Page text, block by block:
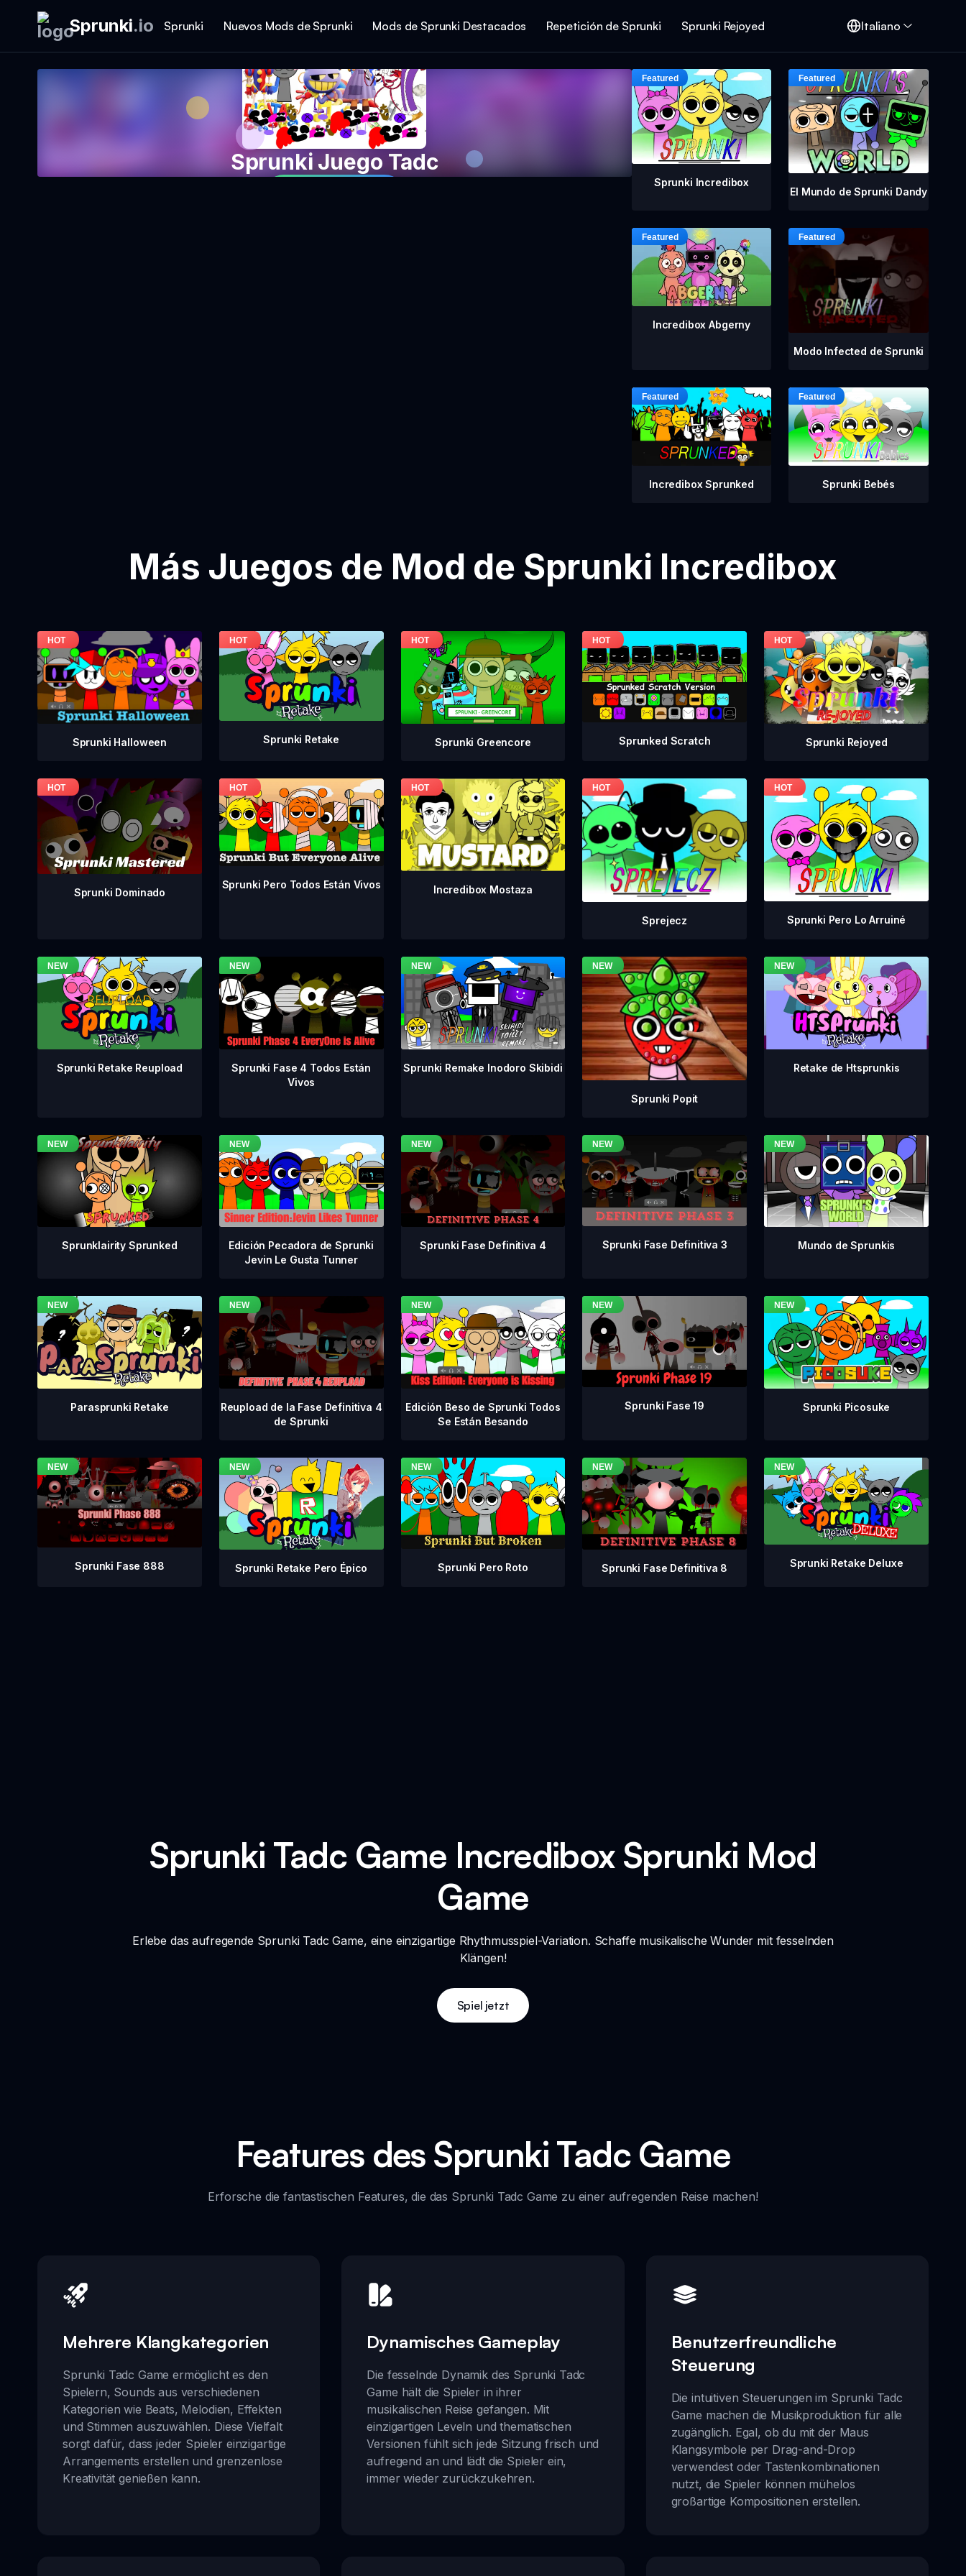
Sprunki.io Sprunki Nuevos Mods de Sprunki Mods de Sprunki Destacados Repetición de Sprunki Sprunki Rejoyed Italiano
Sprunki Juego Tadc
Sprunki Incredibox
El Mundo de Sprunki Dandy
Incredibox Abgerny
Modo Infected de Sprunki
Incredibox Sprunked Sprunki Bebés
Más Juegos de Mod de Sprunki Incredibox
Sprunki Halloween Sprunki Retake Sprunki Greencore Sprunked Scratch Sprunki Rejoyed
Sprunki Dominado
Sprunki Pero Todos Están Vivos Incredibox Mostaza
Sprejecz Sprunki Pero Lo Arruiné
Sprunki Retake Reupload
Sprunki Fase 4 Todos Están
Vivos
Sprunki Remake Inodoro Skibidi
Sprunki Popit
Retake de Htsprunkis
Sprunklairity Sprunked
Edición Pecadora de Sprunki
Jevin Le Gusta Tunner
Sprunki Fase Definitiva 4 Sprunki Fase Definitiva 3 Mundo de Sprunkis
Parasprunki Retake
Reupload de la Fase Definitiva 4
de Sprunki
Edición Beso de Sprunki Todos
Se Están Besando
Sprunki Fase 19 Sprunki Picosuke
Sprunki Fase 888 Sprunki Retake Pero Épico Sprunki Pero Roto Sprunki Fase Definitiva 8 Sprunki Retake Deluxe
Sprunki Tadc Game Incredibox Sprunki Mod
Game
Erlebe das aufregende Sprunki Tadc Game, eine einzigartige Rhythmusspiel-Variation. Schaffe musikalische Wunder mit fesselnden
Klängen!
Spiel jetzt
Features des Sprunki Tadc Game
Erforsche die fantastischen Features, die das Sprunki Tadc Game zu einer aufregenden Reise machen!
Mehrere Klangkategorien
Sprunki Tadc Game ermöglicht es den
Spielern, Sounds aus verschiedenen
Kategorien wie Beats, Melodien, Effekten
und Stimmen auszuwählen. Diese Vielfalt
sorgt dafür, dass jeder Spieler einzigartige
Arrangements erstellen und grenzenlose
Kreativität genießen kann.
Dynamisches Gameplay
Die fesselnde Dynamik des Sprunki Tadc
Game hält die Spieler in ihrer
musikalischen Reise gefangen. Mit
einzigartigen Leveln und thematischen
Versionen fühlt sich jede Sitzung frisch und
aufregend an und lädt die Spieler ein,
immer wieder zurückzukehren.
Benutzerfreundliche
Steuerung
Die intuitiven Steuerungen im Sprunki Tadc
Game machen die Musikproduktion für alle
zugänglich. Egal, ob du mit der Maus
Klangsymbole per Drag-and-Drop
verwendest oder Tastenkombinationen
nutzt, die Spieler können mühelos
großartige Kompositionen erstellen.